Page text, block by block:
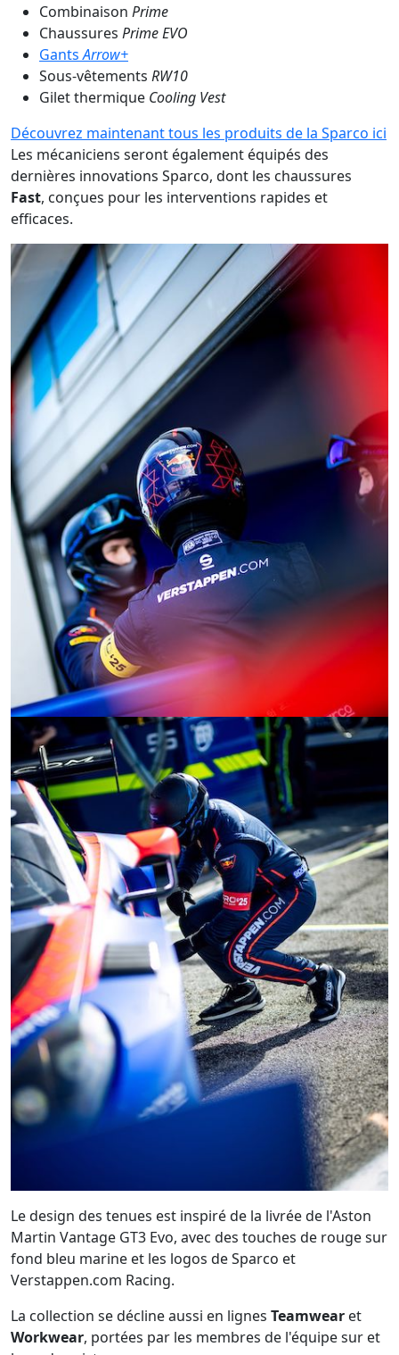
Combinaison Prime
Chaussures Prime EVO
GantsArrow+
Sous-vêtements RW10
Gilet thermique Cooling Vest
Découvrez maintenant tous les produits de la Sparco ici
Les mécaniciens seront également équipés des
dernières innovations Sparco, dont les chaussures
Fast, conçues pour les interventions rapides et
efficaces.
Le design des tenues est inspiré de la livrée de l'Aston
Martin Vantage GT3 Evo, avec des touches de rouge sur
fond bleu marine et les logos de Sparco et
Verstappen.com Racing.
La collection se décline aussi en lignes Teamwear et
Workwear, portées par les membres de l'équipe sur et